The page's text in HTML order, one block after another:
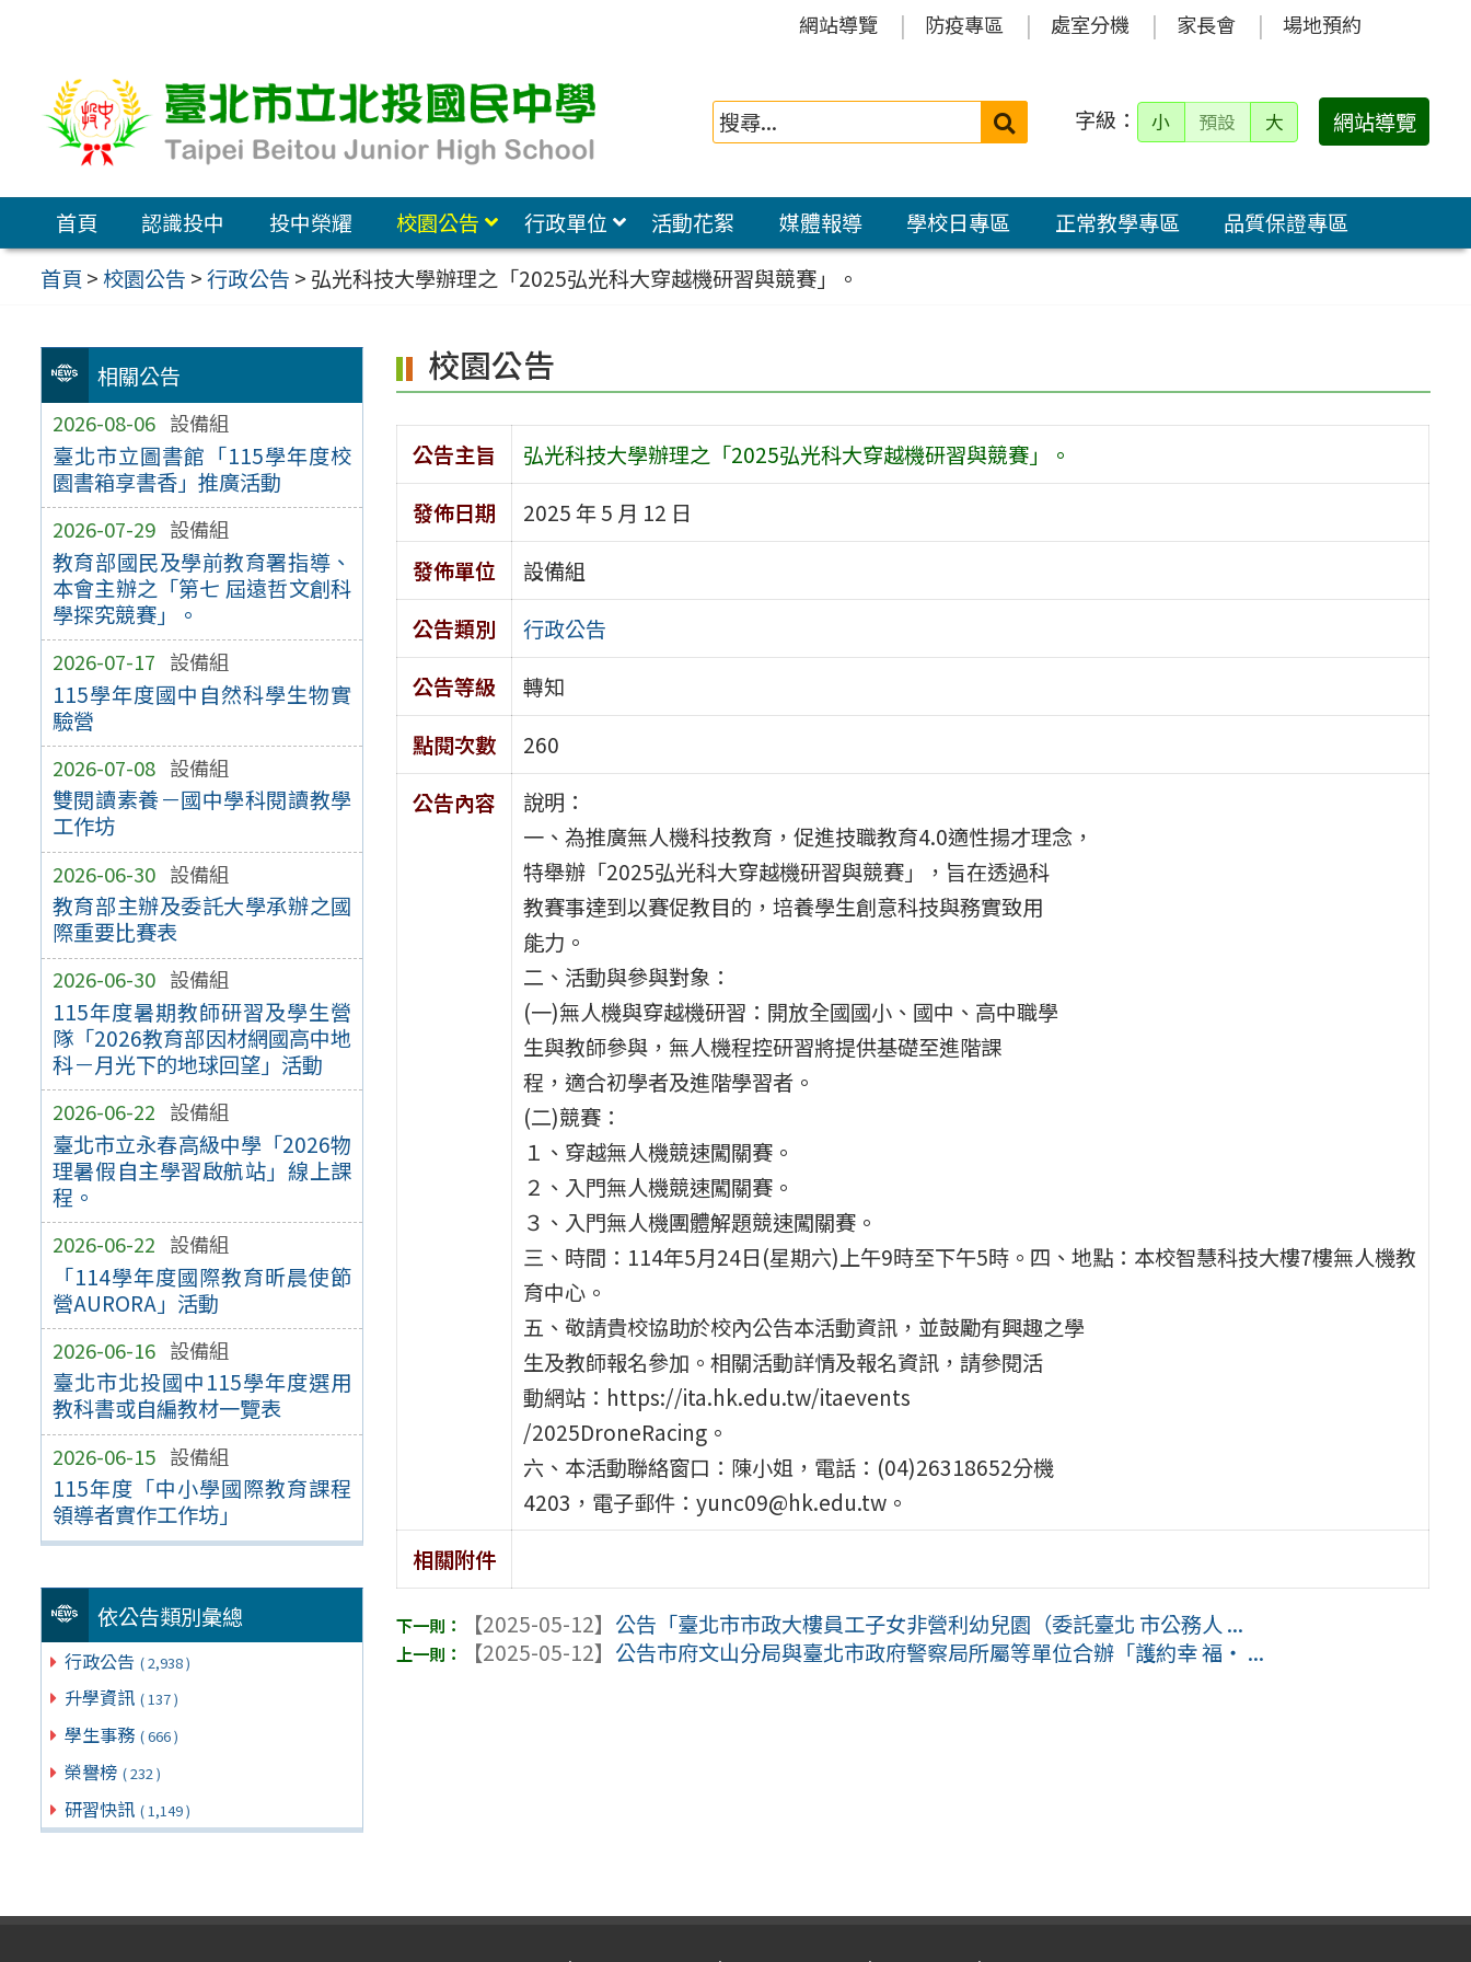
容
區
網站導覽 防疫專區 處室分機 家長會 場地預約
搜
字級： 小 預設 大 網站導覽
首頁 認識投中 投中榮耀 校園公告 行政單位 活動花絮 媒體報導 學校日專區 正常教學專區
品質保證專區
首頁 >校園公告 >行政公告 > 弘光科技大學辦理之「2025弘光科大穿越機研習與競賽」。
相關公告
2026-08-06 設備組
臺北市立圖書館「115學年度校
園書箱享書香」推廣活動
2026-07-29 設備組
教育部國民及學前教育署指導、
本會主辦之「第七 屆遠哲文創科
學探究競賽」。
2026-07-17 設備組
115學年度國中自然科學生物實
驗營
2026-07-08 設備組
雙閱讀素養－國中學科閱讀教學
工作坊
2026-06-30 設備組
教育部主辦及委託大學承辦之國
際重要比賽表
2026-06-30 設備組
115年度暑期教師研習及學生營
隊「2026教育部因材網國高中地
科－月光下的地球回望」活動
2026-06-22 設備組
臺北市立永春高級中學「2026物
理暑假自主學習啟航站」線上課
程。
2026-06-22 設備組
「114學年度國際教育昕晨使節
營AURORA」活動
2026-06-16 設備組
臺北市北投國中115學年度選用
教科書或自編教材一覽表
2026-06-15 設備組
115年度「中小學國際教育課程
領導者實作工作坊」
依公告類別彙總
行政公告 ( 2,938 )
升學資訊 ( 137 )
學生事務 ( 666 )
榮譽榜 ( 232 )
研習快訊 ( 1,149 )
校園公告
公告主旨
弘光科技大學辦理之「2025弘光科大穿越機研習與競賽」。
發佈日期
2025 年 5 月 12 日
發佈單位
設備組
公告類別
行政公告
公告等級
轉知
點閱次數
260
公告內容
說明：
一、為推廣無人機科技教育，促進技職教育4.0適性揚才理念，
特舉辦「2025弘光科大穿越機研習與競賽」，旨在透過科
教賽事達到以賽促教目的，培養學生創意科技與務實致用
能力。
二、活動與參與對象：
(一)無人機與穿越機研習：開放全國國小、國中、高中職學
生與教師參與，無人機程控研習將提供基礎至進階課
程，適合初學者及進階學習者。
(二)競賽：
１、穿越無人機競速闖關賽。
２、入門無人機競速闖關賽。
３、入門無人機團體解題競速闖關賽。
三、時間：114年5月24日(星期六)上午9時至下午5時。四、地點：本校智慧科技大樓7樓無人機教
育中心。
五、敬請貴校協助於校內公告本活動資訊，並鼓勵有興趣之學
生及教師報名參加。相關活動詳情及報名資訊，請參閱活
動網站：https://ita.hk.edu.tw/itaevents
/2025DroneRacing。
六、本活動聯絡窗口：陳小姐，電話：(04)26318652分機
4203，電子郵件：yunc09@hk.edu.tw。
相關附件
【2025-05-12】 公告「臺北市市政大樓員工子女非營利幼兒園（委託臺北 市公務人 ...
【2025-05-12】 公告市府文山分局與臺北市政府警察局所屬等單位合辦「護約幸 福‧ ...